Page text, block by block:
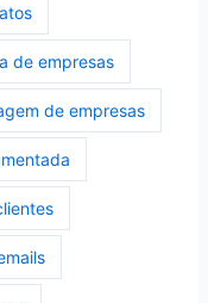
de empresas
de empresas